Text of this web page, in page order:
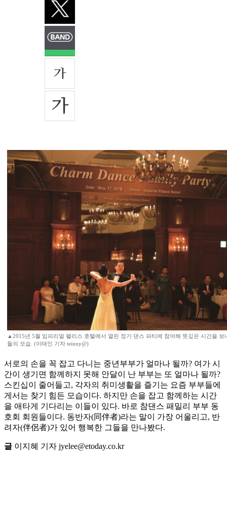
▲2015년 5월 임피리얼 팰리스 호텔에서 열린 정기 댄스 파티에 참여해 뜻깊은 시간을 보
들의 모습. (이태인 기자 teinny@)
서로의 손을 꼭 잡고 다니는 중년부부가 얼마나 될까? 여가 시
간이 생기면 함께하지 못해 안달이 난 부부는 또 얼마나 될까?
스킨십이 줄어들고, 각자의 취미생활을 즐기는 요즘 부부들에
게서는 찾기 힘든 모습이다. 하지만 손을 잡고 함께하는 시간
을 애타게 기다리는 이들이 있다. 바로 참댄스 패밀리 부부 동
호회 회원들이다. 동반자(同伴者)라는 말이 가장 어울리고, 반
려자(伴侶者)가 있어 행복한 그들을 만나봤다.
글 이지혜 기자 jyelee@etoday.co.kr